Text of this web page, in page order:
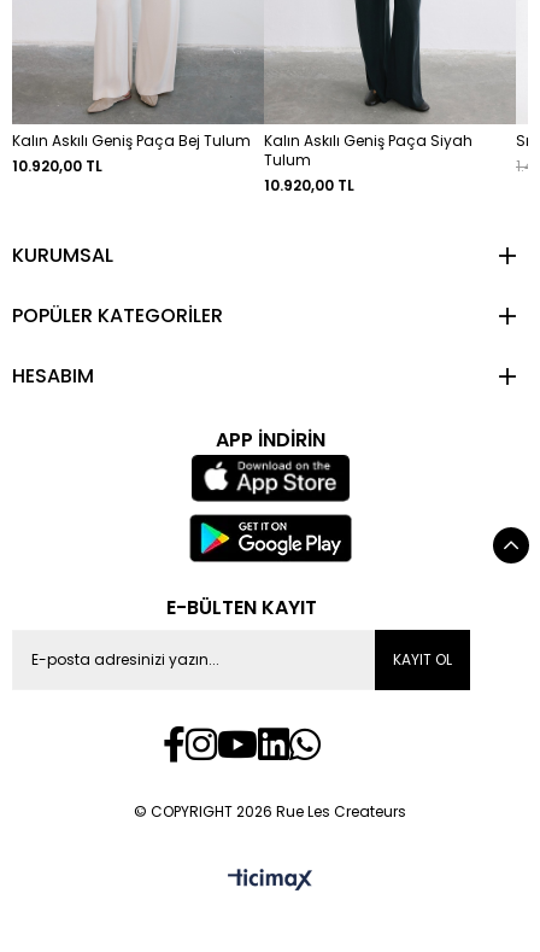
Kalın Askılı Geniş Paça Bej Tulum
10.920,00 TL
Kalın Askılı Geniş Paça Siyah
Tulum
10.920,00 TL
KURUMSAL
POPÜLER KATEGORİLER
HESABIM
APP İNDİRİN
E-BÜLTEN KAYIT
KAYIT OL
© COPYRIGHT 2026 Rue Les Createurs